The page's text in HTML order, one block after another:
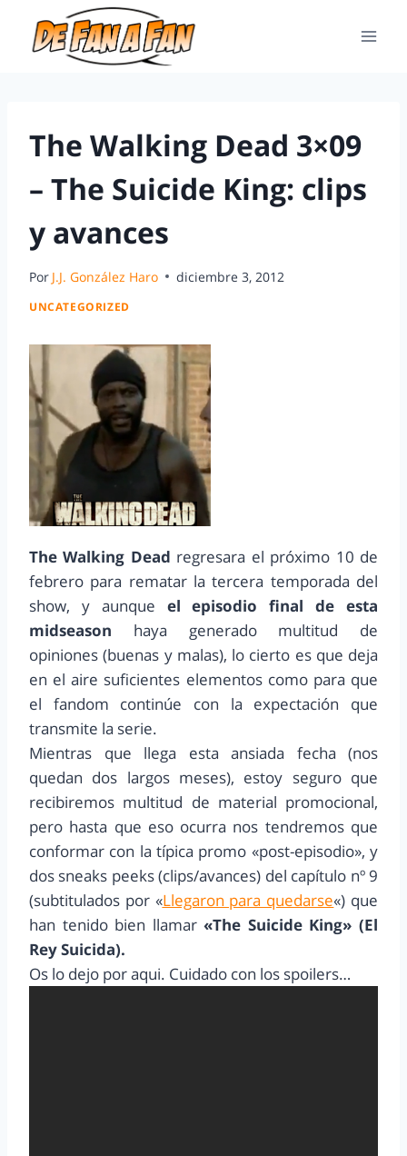
The Walking Dead 3×09
– The Suicide King: clips
y avances
Por J.J. González Haro diciembre 3, 2012
UNCATEGORIZED
The Walking Dead regresara el próximo 10 de
febrero para rematar la tercera temporada del
show, y aunque el episodio final de esta
midseason haya generado multitud de
opiniones (buenas y malas), lo cierto es que deja
en el aire suficientes elementos como para que
el fandom continúe con la expectación que
transmite la serie.
Mientras que llega esta ansiada fecha (nos
quedan dos largos meses), estoy seguro que
recibiremos multitud de material promocional,
pero hasta que eso ocurra nos tendremos que
conformar con la típica promo «post-episodio», y
dos sneaks peeks (clips/avances) del capítulo nº 9
(subtitulados por «Llegaron para quedarse«) que
han tenido bien llamar«The Suicide King» (El
Rey Suicida).
Os lo dejo por aqui. Cuidado con los spoilers…